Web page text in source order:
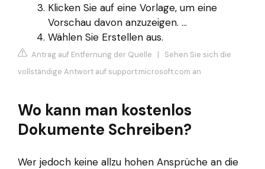
Klicken Sie auf eine Vorlage, um eine
Vorschau davon anzuzeigen. ...
Wählen Sie Erstellen aus.
Antrag auf Entfernung der Quelle | Sehen Sie sich die
vollständige Antwort auf support.microsoft.com an
Wo kann man kostenlos
Dokumente Schreiben?
Wer jedoch keine allzu hohen Ansprüche an die